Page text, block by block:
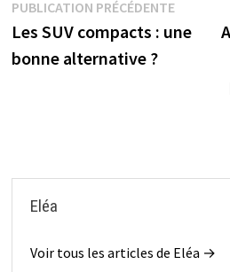
Navigation
de
PUBLICATION PRÉCÉDENTE
Les SUV compacts : une
bonne alternative ?
Eléa
Voir tous les articles de Eléa →